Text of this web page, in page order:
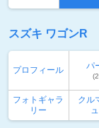
スズキ ワゴンR
プロフィール パ
フォトギャラ
リー
クル